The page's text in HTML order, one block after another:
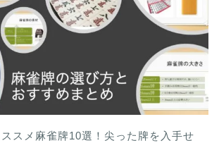
スメ麻雀牌10選！尖った牌を入手せ